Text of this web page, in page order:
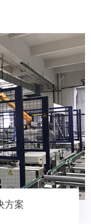
方案